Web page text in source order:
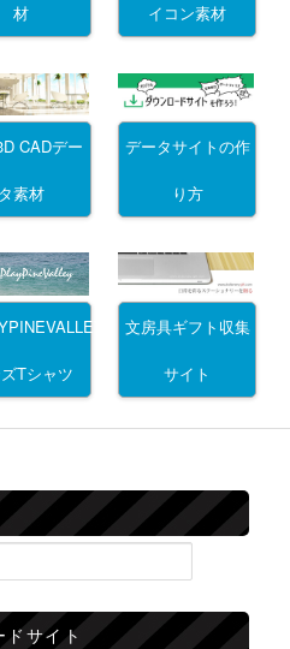
材 イコン素材
CADデー
タ素材
データサイトの作
り方
】
Tシャツ
文房具ギフト収集
サイト
サイト